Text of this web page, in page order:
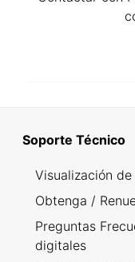
Soporte Técnico
Visualización
Obtenga /
Preguntas
digitales